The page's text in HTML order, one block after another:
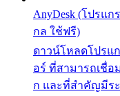
AnyDesk (โปรแ
กล ใช้ฟรี)
ดาวน์โหลดโปรแ
อร์ ที่สามารถเชื่อ
ก และที่สำคัญมีร